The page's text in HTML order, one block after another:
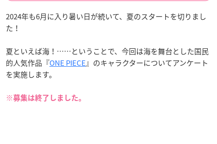
2024年も6月に入り暑い日が続いて、夏のスタートを切りまし
た！
夏といえば海！……ということで、今回は海を舞台とした国民
的人気作品『ONE PIECE』のキャラクターについてアンケート
を実施します。
※募集は終了しました。